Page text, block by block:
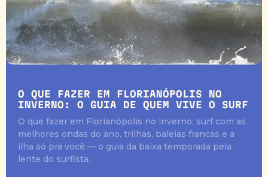
O QUE FAZER EM FLORIANÓPOLIS NO
INVERNO: O GUIA DE QUEM VIVE O SURF
O que fazer em Florianópolis no inverno: surf com as
melhores ondas do ano, trilhas, baleias francas e a
ilha só pra você — o guia da baixa temporada pela
lente do surfista.